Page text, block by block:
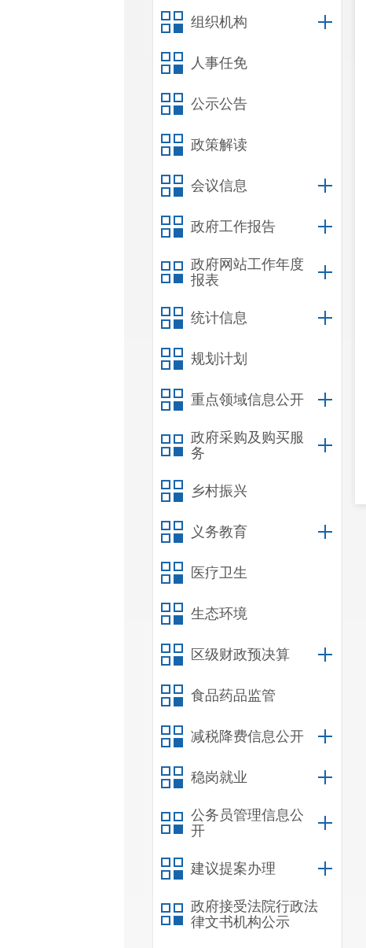
组织机构
人事任免
公示公告
政策解读
会议信息
政府工作报告
政府网站工作年度
报表
统计信息
规划计划
重点领域信息公开
政府采购及购买服
务
乡村振兴
义务教育
医疗卫生
生态环境
区级财政预决算
食品药品监管
减税降费信息公开
稳岗就业
公务员管理信息公
开
建议提案办理
政府接受法院行政法
律文书机构公示